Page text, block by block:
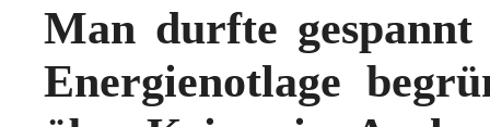
Man durfte
Energienotlage